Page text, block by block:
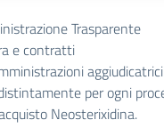
Trasparente
e contratti
per ogni
Neosterixidina.